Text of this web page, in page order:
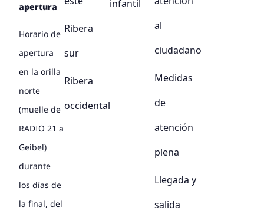
apertura
Horario de
apertura
en la orilla
norte
(muelle de
RADIO 21 a
Geibel)
durante
los días de
la final, del
Ribera
sur
Ribera
occidental
infantil
al
ciudadano
Medidas
de
atención
plena
Llegada y
salida